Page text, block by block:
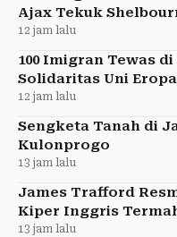
Ajax Tekuk
12 jam lalu
100 Imigran Tewas
Solidaritas Uni Eropa
12 jam lalu
Sengketa Tanah di
Kulonprogo
13 jam lalu
James Trafford
Kiper Inggris
13 jam lalu